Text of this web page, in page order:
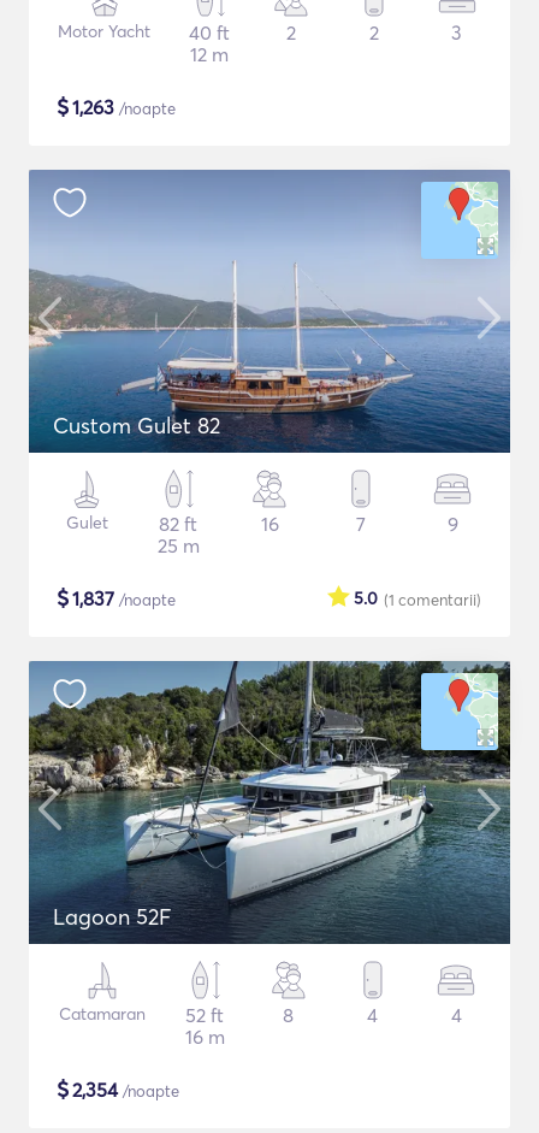
Motor Yacht
40 ft
12 m
2 2 3
$1,263 /noapte
Custom Gulet 82
Gulet
82 ft
25 m
16 7 9
$1,837 /noapte (1 comentarii)
5.0
Lagoon 52F
Catamaran
52 ft
16 m
8 4 4
$2,354/noapte